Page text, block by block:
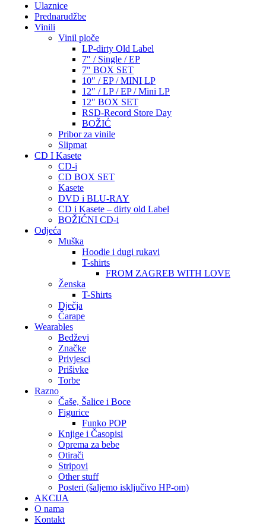
Ulaznice
Prednarudžbe
Vinili
Vinil ploče
LP-dirty Old Label
7″ / Single / EP
7″ BOX SET
10″ / EP / MINI LP
12″ / LP / EP / Mini LP
12″ BOX SET
RSD-Record Store Day
BOŽIĆ
Pribor za vinile
Slipmat
CD I Kasete
CD-i
CD BOX SET
Kasete
DVD i BLU-RAY
CD i Kasete – dirty old Label
BOŽIĆNI CD-i
Odjeća
Muška
Hoodie i dugi rukavi
T-shirts
FROM ZAGREB WITH LOVE
Ženska
T-Shirts
Dječja
Čarape
Wearables
Bedževi
Značke
Privjesci
Prišivke
Torbe
Razno
Čaše, Šalice i Boce
Figurice
Funko POP
Knjige i Časopisi
Oprema za bebe
Otirači
Stripovi
Other stuff
Posteri (šaljemo isključivo HP-om)
AKCIJA
O nama
Kontakt